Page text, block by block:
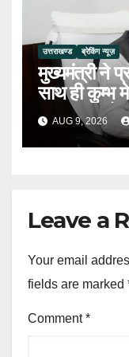
उत्तराखण्ड ब्रेकिंग न्यूज़
मुख्यमंत्री ने
साथ ही कुम्भ
80.96 करोड़
AUG 9, 2026
Leave a
Your email
fields are marked
Comment*